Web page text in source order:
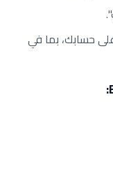
حسابك، بما في